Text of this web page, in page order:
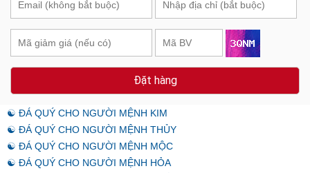
Đặt hàng
☯ ĐÁ QUÝ CHO NGƯỜI MỆNH KIM
☯ ĐÁ QUÝ CHO NGƯỜI MỆNH THỦY
☯ ĐÁ QUÝ CHO NGƯỜI MỆNH MỘC
☯ ĐÁ QUÝ CHO NGƯỜI MỆNH HỎA